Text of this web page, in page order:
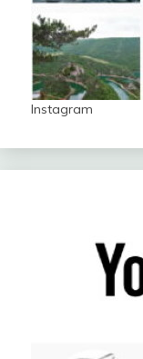
Instagram